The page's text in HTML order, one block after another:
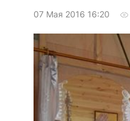
07 Мая 2016 16:20